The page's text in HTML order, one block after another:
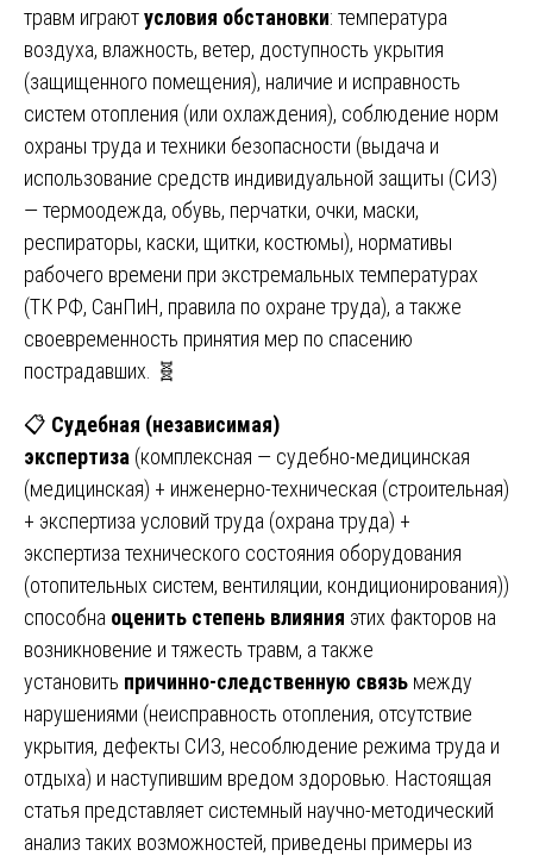
травм играютусловия обстановки: температура
воздуха, влажность, ветер, доступность укрытия
(защищенного помещения), наличие и исправность
систем отопления (или охлаждения), соблюдение норм
охраны труда и техники безопасности (выдача и
использование средств индивидуальной защиты (СИЗ)
— термоодежда, обувь, перчатки, очки, маски,
респираторы, каски, щитки, костюмы), нормативы
рабочего времени при экстремальных температурах
(ТК РФ, СанПиН, правила по охране труда), а также
своевременность принятия мер по спасению
пострадавших. 🧬
📋 Судебная (независимая)
экспертиза (комплексная — судебно-медицинская
(медицинская) + инженерно-техническая (строительная)
+ экспертиза условий труда (охрана труда) +
экспертиза технического состояния оборудования
(отопительных систем, вентиляции, кондиционирования))
способна оценить степень влияния этих факторов на
возникновение и тяжесть травм, а также
установить причинно-следственную связь между
нарушениями (неисправность отопления, отсутствие
укрытия, дефекты СИЗ, несоблюдение режима труда и
отдыха) и наступившим вредом здоровью. Настоящая
статья представляет системный научно-методический
анализ таких возможностей, приведены примеры из